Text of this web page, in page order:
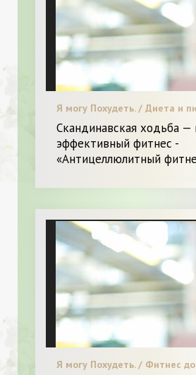
Я могу Похудеть. / Диета и
Скандинавская ходьба —
эффективный фитнес -
«Антицеллюлитный
Я могу Похудеть. / Фитнес